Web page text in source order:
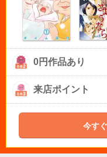
0円作品あり
来店ポイント
今す